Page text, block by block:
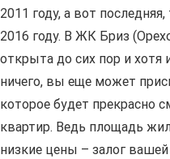
2011 году, а вот
2016 году. В ЖК Бриз
открыта до сих пор и хотя
ничего, вы еще может
которое будет прекрасно
квартир. Ведь площадь
низкие цены – залог